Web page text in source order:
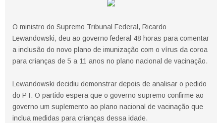
O ministro do Supremo Tribunal Federal, Ricardo
Lewandowski, deu ao governo federal 48 horas para comentar
a inclusão do novo plano de imunização com o vírus da coroa
para crianças de 5 a 11 anos no plano nacional de vacinação.
Lewandowski decidiu demonstrar depois de analisar o pedido
do PT. O partido espera que o governo supremo confirme ao
governo um suplemento ao plano nacional de vacinação que
inclua medidas para crianças dessa idade.